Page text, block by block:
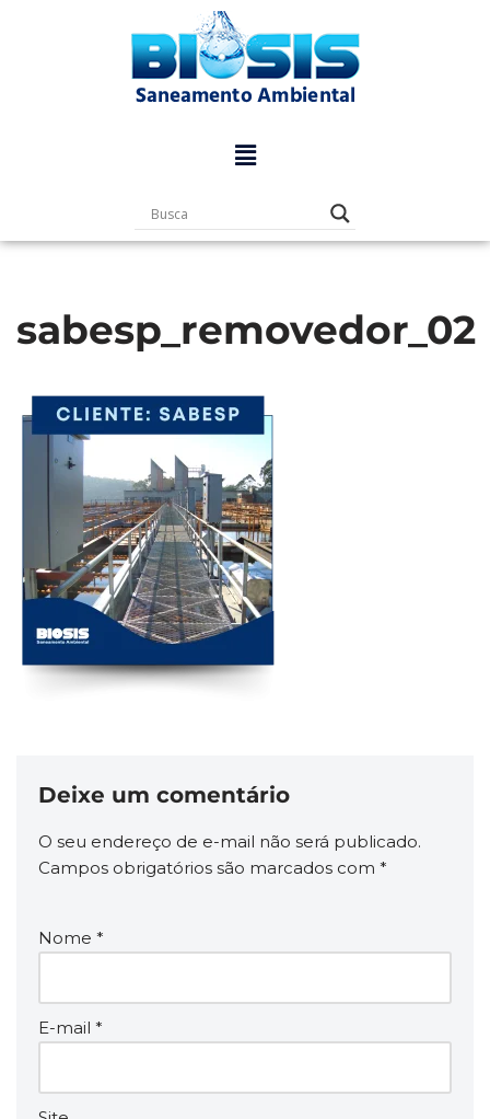
sabesp_removedor_02
Deixe um comentário
O seu endereço de e-mail não será publicado.
Campos obrigatórios são marcados com *
Nome *
E-mail *